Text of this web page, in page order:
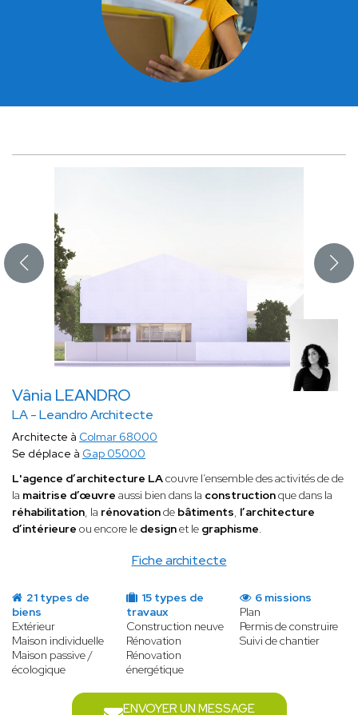
Vânia LEANDRO
LA - Leandro Architecte
Fiche architecte
Architecte à Colmar 68000
Se déplace à Gap 05000
L'agence d’architecture LAcouvre l’ensemble des activités de de
la maitrise d’œuvre aussi bien dans la constructionque dans la
réhabilitation, la rénovationde bâtiments, l’architecture
d’intérieure ou encore le designet le graphisme.
21 types de
biens
Extérieur
Maison individuelle
Maison passive /
écologique
15 types de
travaux
Construction neuve
Rénovation
Rénovation
énergétique
6 missions
Plan
Permis de construire
Suivi de chantier
ENVOYER UN MESSAGE